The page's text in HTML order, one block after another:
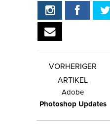
VORHERIGER
ARTIKEL
Adobe
Photoshop Updates